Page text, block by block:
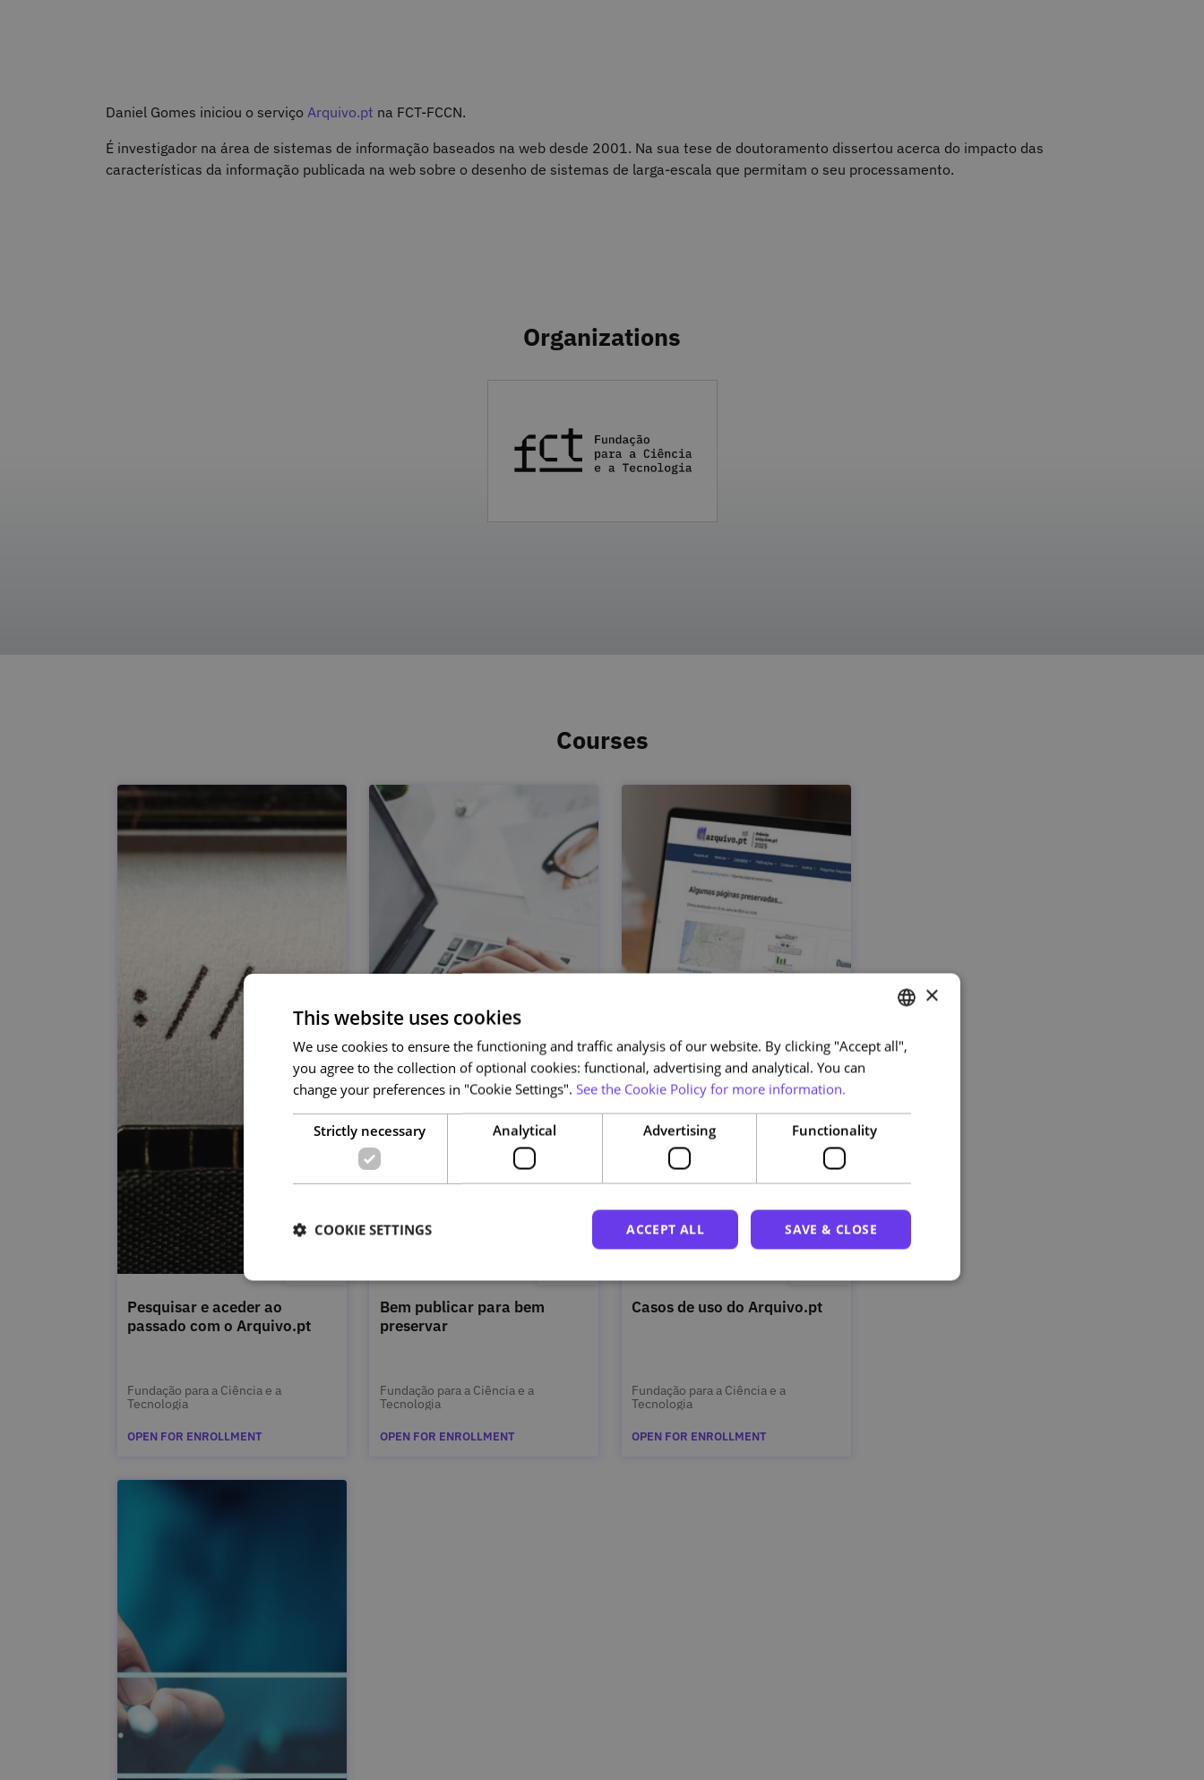
Daniel Gomes iniciou o serviço Arquivo.pt na FCT-FCCN.
É investigador na área de sistemas de informação baseados na web desde 2001. Na sua tese de doutoramento dissertou acerca do impacto das
características da informação publicada na web sobre o desenho de sistemas de larga-escala que permitam o seu processamento.
Organizations
Courses
Pesquisar e aceder ao
passado com o Arquivo.pt
Fundação para a Ciência e a
Tecnologia
OPEN FOR ENROLLMENT
Bem publicar para bem
preservar
Fundação para a Ciência e a
Tecnologia
OPEN FOR ENROLLMENT
Casos de uso do Arquivo.pt
Fundação para a Ciência e a
Tecnologia
OPEN FOR ENROLLMENT
PORTUGUESE
ENGLISH
×
This website uses cookies
We use cookies to ensure the functioning and traffic analysis of our website. By clicking "Accept all",
you agree to the collection of optional cookies: functional, advertising and analytical. You can
change your preferences in "Cookie Settings". See the Cookie Policy for more information.
Strictly necessary Analytical Advertising Functionality
SAVE & CLOSE
ACCEPT ALL
COOKIE SETTINGS